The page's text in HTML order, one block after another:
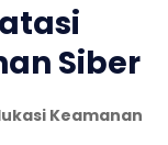
Siber
Keamanan